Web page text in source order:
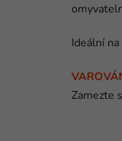
Ideální
Zamezte